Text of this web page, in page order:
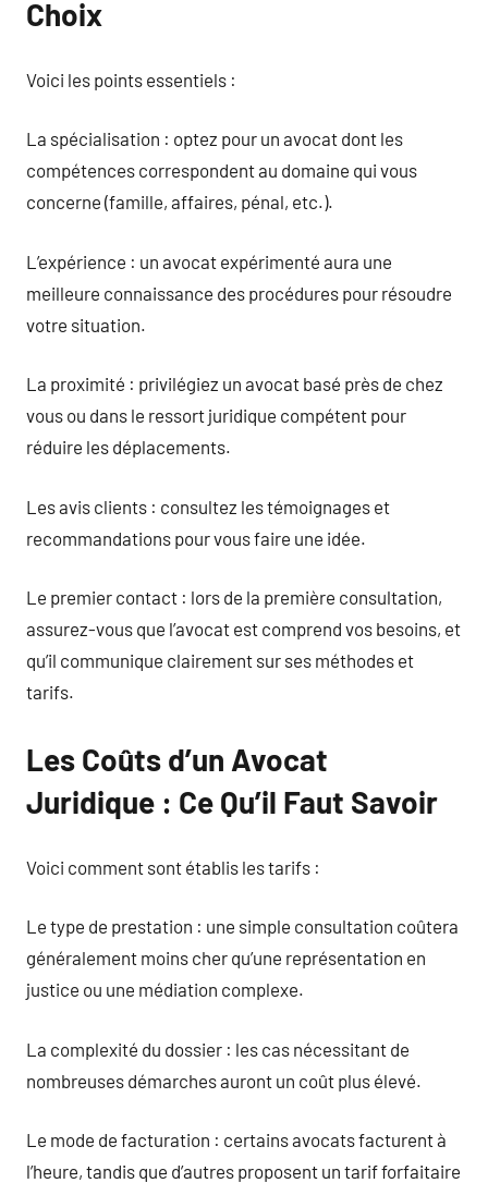
Choix
Voici les points essentiels :
La spécialisation : optez pour un avocat dont les
compétences correspondent au domaine qui vous
concerne (famille, affaires, pénal, etc.).
L’expérience : un avocat expérimenté aura une
meilleure connaissance des procédures pour résoudre
votre situation.
La proximité : privilégiez un avocat basé près de chez
vous ou dans le ressort juridique compétent pour
réduire les déplacements.
Les avis clients : consultez les témoignages et
recommandations pour vous faire une idée.
Le premier contact : lors de la première consultation,
assurez-vous que l’avocat est comprend vos besoins, et
qu’il communique clairement sur ses méthodes et
tarifs.
Les Coûts d’un Avocat
Juridique : Ce Qu’il Faut Savoir
Voici comment sont établis les tarifs :
Le type de prestation : une simple consultation coûtera
généralement moins cher qu’une représentation en
justice ou une médiation complexe.
La complexité du dossier : les cas nécessitant de
nombreuses démarches auront un coût plus élevé.
Le mode de facturation : certains avocats facturent à
l’heure, tandis que d’autres proposent un tarif forfaitaire